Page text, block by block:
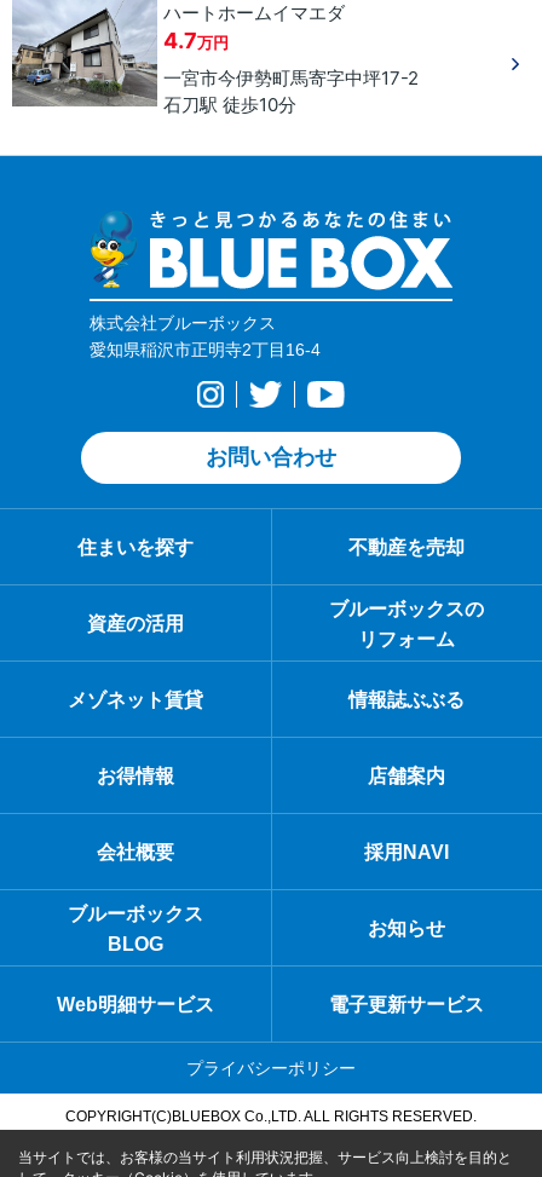
ハートホームイマエダ
4.7万円
一宮市今伊勢町馬寄字中坪17-2
石刀駅 徒歩10分
株式会社ブルーボックス
愛知県稲沢市正明寺2丁目16-4
お問い合わせ
住まいを探す 不動産を売却
資産の活用
ブルーボックスの
リフォーム
メゾネット賃貸 情報誌ぶぶる
お得情報 店舗案内
会社概要 採用NAVI
ブルーボックス
BLOG
お知らせ
Web明細サービス 電子更新サービス
プライバシーポリシー
COPYRIGHT(C)BLUEBOX Co.,LTD. ALL RIGHTS RESERVED.
当サイトでは、お客様の当サイト利用状況把握、サービス向上検討を目的と